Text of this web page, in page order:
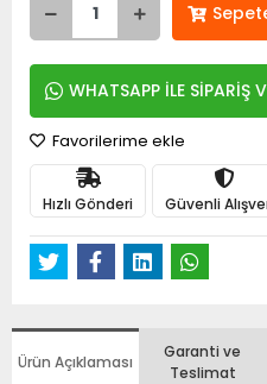
WHATSAPP İLE SİPARİŞ
Favorilerime ekle
Hızlı Gönderi Güvenli
Ürün Açıklaması
Garanti ve
Teslimat